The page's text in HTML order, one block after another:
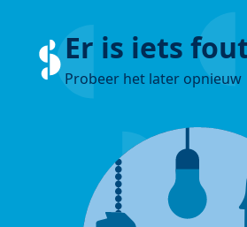
Er is iets
Probeer het later opnieuw